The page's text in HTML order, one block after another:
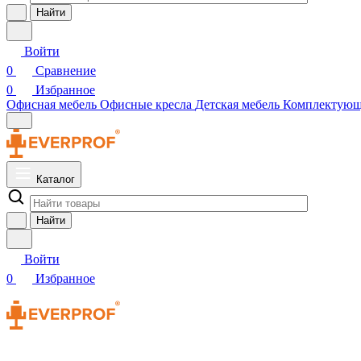
Найти
Войти
0
Сравнение
0
Избранное
Офисная мебель Офисные кресла Детская мебель
Каталог
Найти
Войти
0
Избранное